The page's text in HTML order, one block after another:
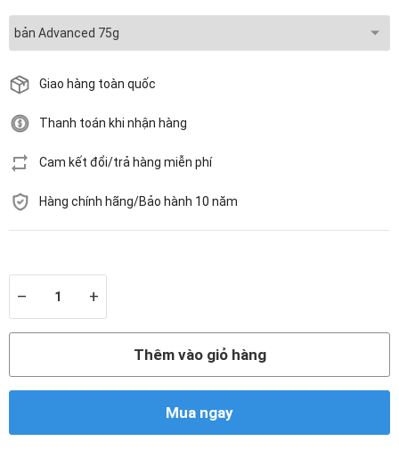
Giao hàng toàn quốc
Thanh toán khi nhận hàng
Cam kết đổi/trả hàng miễn phí
Hàng chính hãng/Bảo hành 10 năm
– +
Thêm vào giỏ hàng
Mua ngay